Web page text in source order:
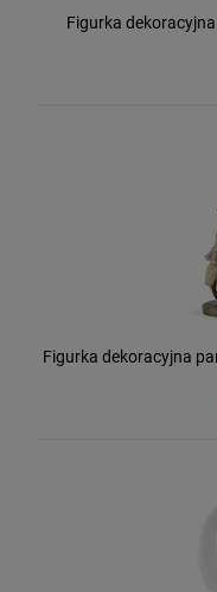
Figurka
Figurka dekoracyjna